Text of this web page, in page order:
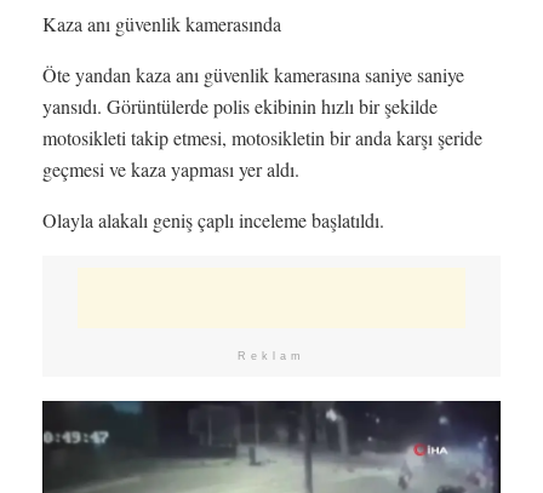
Kaza anı güvenlik kamerasında
Öte yandan kaza anı güvenlik kamerasına saniye saniye
yansıdı. Görüntülerde polis ekibinin hızlı bir şekilde
motosikleti takip etmesi, motosikletin bir anda karşı şeride
geçmesi ve kaza yapması yer aldı.
Olayla alakalı geniş çaplı inceleme başlatıldı.
Reklam